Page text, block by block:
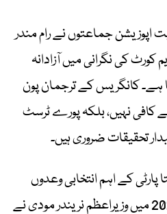
جماعتوں نے رام مندر
کورٹ کی نگرانی میں آزادانہ
ہے۔ کانگریس کے ترجمان پون
کافی نہیں، بلکہ پورے ٹرسٹ
تحقیقات ضروری ہیں۔
پارٹی کے اہم انتخابی وعدوں
میں شامل تھی اور جنوری 2024 میں وزیراعظم نریندر مودی نے